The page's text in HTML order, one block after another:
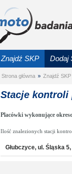
Znajdź SKP Dodaj
Strona główna » Znajdź SKP
Stacje kontroli
Placówki wykonujące
Ilość znalezionych stacji
Głubczyce, ul. Śląska